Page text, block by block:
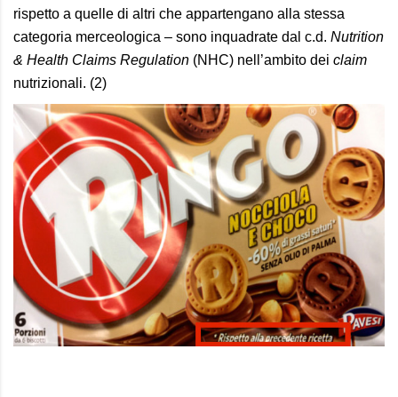
rispetto a quelle di altri che appartengano alla stessa
categoria merceologica – sono inquadrate dal c.d. Nutrition
& Health Claims Regulation (NHC) nell’ambito dei claim
nutrizionali. (2)